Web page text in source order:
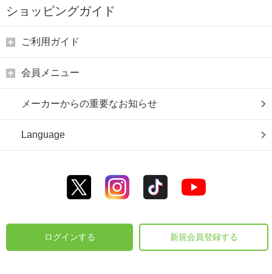
ショッピングガイド
ご利用ガイド
会員メニュー
メーカーからの重要なお知らせ
Language
ログインする 新規会員登録する